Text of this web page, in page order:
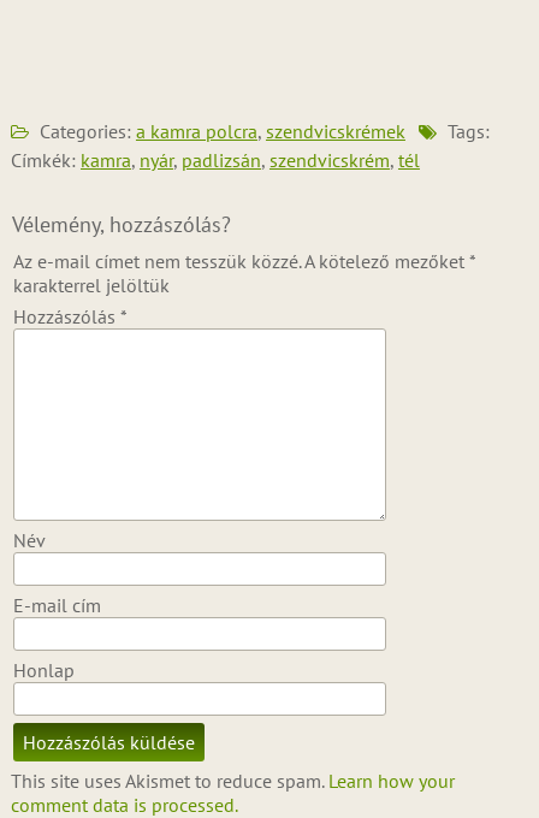
Categories: a kamra polcra, szendvicskrémek
Tags:
Címkék: kamra, nyár, padlizsán, szendvicskrém, tél
Vélemény, hozzászólás?
Az e-mail címet nem tesszük közzé.A kötelező mezőket *
karakterrel jelöltük
Hozzászólás *
Név
E-mail cím
Honlap
This site uses Akismet to reduce spam. Learn how your
comment data is processed.